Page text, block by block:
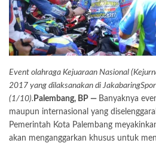
Event olahraga Kejuaraan Nasional
2017 yang dilaksanakan di
(1/10). Palembang, BP — Banyaknya
maupun internasional yang
Pemerintah Kota Palembang
akan menganggarkan khusus untuk